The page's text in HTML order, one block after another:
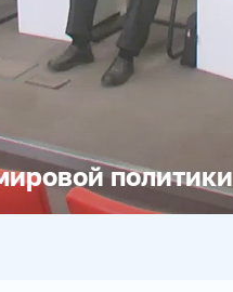
Воспроизвести
видео
политики